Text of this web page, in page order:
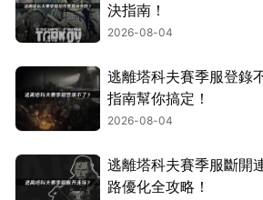
決指南！
2026-08-04
逃離塔科夫賽季服登錄
指南幫你搞定！
2026-08-04
逃離塔科夫賽季服斷開
路優化全攻略！